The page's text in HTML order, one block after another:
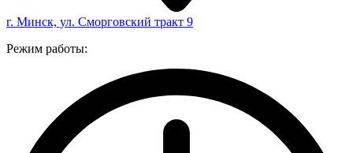
г. Минск, ул. Сморговский тракт 9
Режим работы: